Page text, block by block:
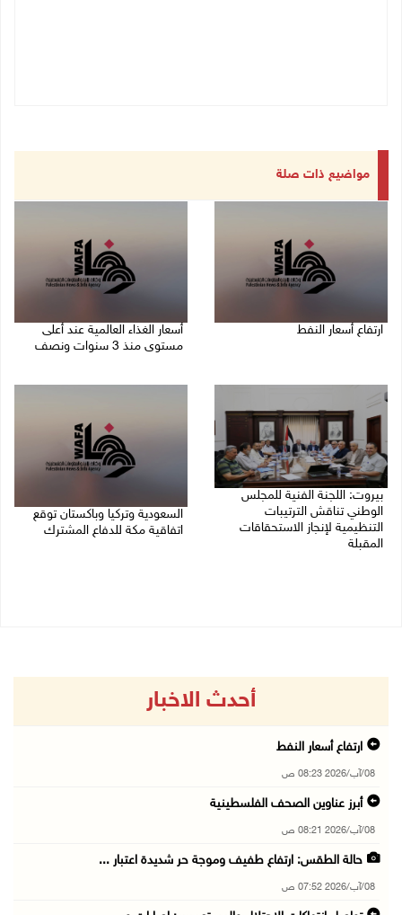
مواضيع ذات صلة
ارتفاع أسعار النفط
أسعار الغذاء العالمية عند أعلى
مستوى منذ 3 سنوات ونصف
بيروت: اللجنة الفنية للمجلس
الوطني تناقش الترتيبات
التنظيمية لإنجاز الاستحقاقات
المقبلة
السعودية وتركيا وباكستان توقع
اتفاقية مكة للدفاع المشترك
أحدث الاخبار
ارتفاع أسعار النفط
08/آب/2026 08:23 ص
أبرز عناوين الصحف الفلسطينية
08/آب/2026 08:21 ص
حالة الطقس: ارتفاع طفيف وموجة حر شديدة اعتبار ...
08/آب/2026 07:52 ص